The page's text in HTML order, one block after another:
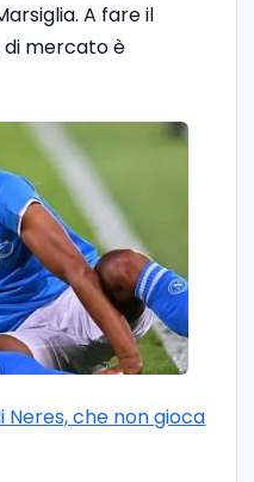
A fare il
mercato è
Neres, che non gioca